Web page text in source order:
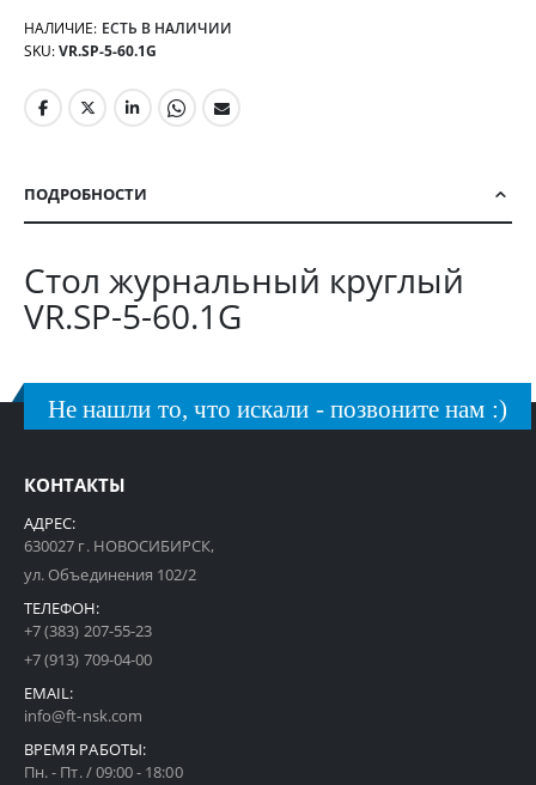
НАЛИЧИЕ: ЕСТЬ В НАЛИЧИИ
SKU VR.SP-5-60.1G
ПОДРОБНОСТИ
Стол журнальный круглый
VR.SP-5-60.1G
Не нашли то, что искали - позвоните нам :)
КОНТАКТЫ
АДРЕС:
630027 г. НОВОСИБИРСК,
ул. Объединения 102/2
ТЕЛЕФОН:
+7 (383) 207-55-23
+7 (913) 709-04-00
EMAIL:
info@ft-nsk.com
ВРЕМЯ РАБОТЫ:
Пн. - Пт. / 09:00 - 18:00